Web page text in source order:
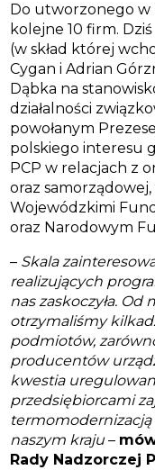
Do utworzonego w
kolejne 10 firm.
(w skład której
Cygan i Adrian
Dąbka na
działalności
powołanym
polskiego interesu
PCP w relacjach z
oraz
Wojewódzkimi
oraz Narodowym
– Skala
realizujących
nas zaskoczyła.
otrzymaliśmy
podmiotów,
producentów
kwestia
przedsiębiorcami
naszym kraju –
Rady Nadzorczej